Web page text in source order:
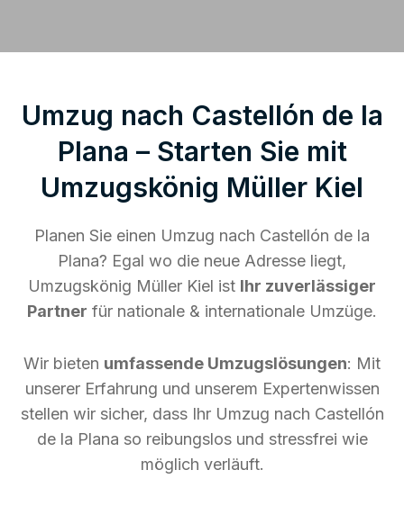
Umzug nach Castellón de la
Plana – Starten Sie mit
Umzugskönig Müller Kiel
Planen Sie einen Umzug nach Castellón de la
Plana? Egal wo die neue Adresse liegt,
Umzugskönig Müller Kiel ist Ihr zuverlässiger
Partner für nationale & internationale Umzüge.
Wir bieten umfassende Umzugslösungen: Mit
unserer Erfahrung und unserem Expertenwissen
stellen wir sicher, dass Ihr Umzug nach Castellón
de la Plana so reibungslos und stressfrei wie
möglich verläuft.